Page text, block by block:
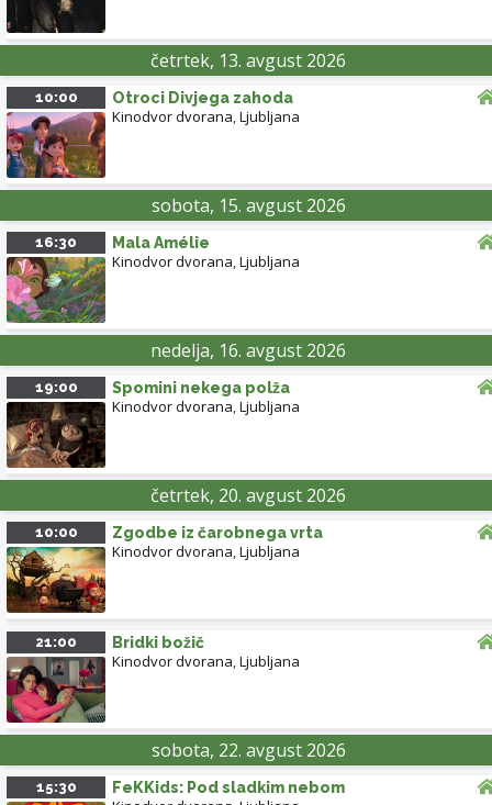
četrtek, 13. avgust 2026
10:00 Otroci Divjega zahoda
Kinodvor dvorana,Ljubljana
sobota, 15. avgust 2026
16:30 Mala Amélie
Kinodvor dvorana,Ljubljana
nedelja, 16. avgust 2026
19:00 Spomini nekega polža
Kinodvor dvorana,Ljubljana
četrtek, 20. avgust 2026
10:00 Zgodbe iz čarobnega vrta
Kinodvor dvorana,Ljubljana
21:00 Bridki božič
Kinodvor dvorana,Ljubljana
sobota, 22. avgust 2026
15:30 FeKKids: Pod sladkim nebom